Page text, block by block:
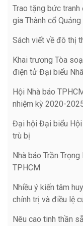
Trao tặng bức
gia Thành cổ Quảng
Sách viết về đô thị
Khai trương Tòa
điện tử Đại biểu
Hội Nhà báo
nhiệm kỳ 2020-
Đại hội Đại biểu Hội
trù bị
Nhà báo Trần
TPHCM
Nhiều ý kiến tâm
chính trị và điều lệ
Nêu cao tinh thần